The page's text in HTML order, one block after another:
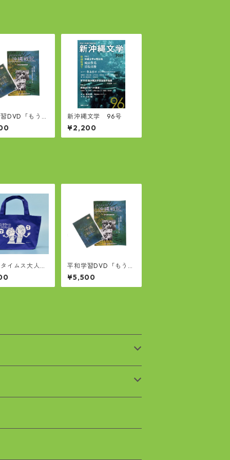
DVD「もうひ
縄戦記」
新沖縄文学 96号
¥2,200
イムス大人買
平和学習DVD「もうひ
とつの沖縄戦記」
¥5,500